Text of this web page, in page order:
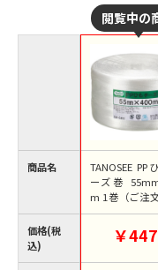
商品名
価格(税
込)
TANOSEE PP
ーズ巻
m 1巻（ご注文
巻）【直送品】
￥447